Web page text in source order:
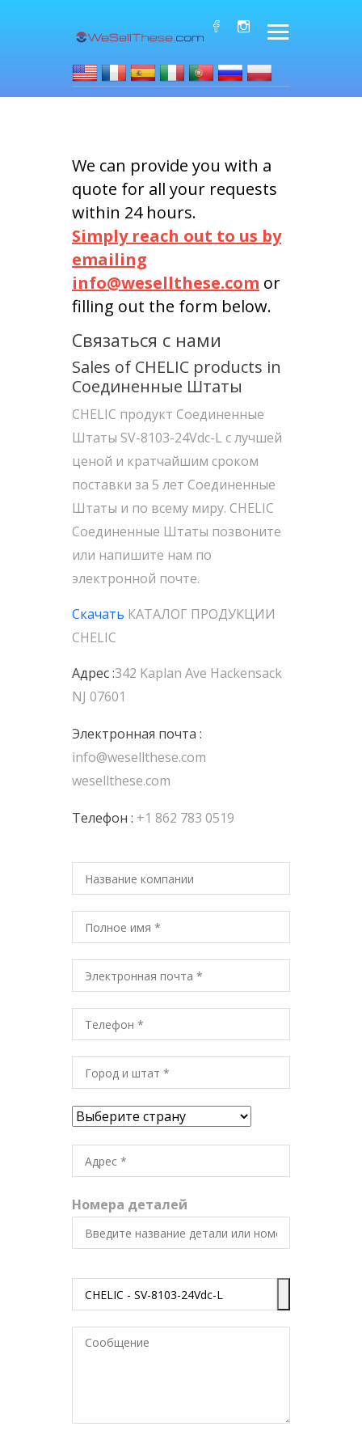
We can provide you with a
quote for all your requests
within 24 hours.
Simply reach out to us by
emailing
info@wesellthese.com or
filling out the form below.
Связаться с нами
Sales of CHELIC products in
Соединенные Штаты
CHELIC продукт Соединенные
Штаты SV-8103-24Vdc-L с лучшей
ценой и кратчайшим сроком
поставки за 5 лет Соединенные
Штаты и по всему миру. CHELIC
Соединенные Штаты позвоните
или напишите нам по
электронной почте.
Скачать КАТАЛОГ ПРОДУКЦИИ
CHELIC
Адрес :342 Kaplan Ave Hackensack
NJ 07601
Электронная почта :
info@wesellthese.com
wesellthese.com
Телефон : +1 862 783 0519
Номера деталей